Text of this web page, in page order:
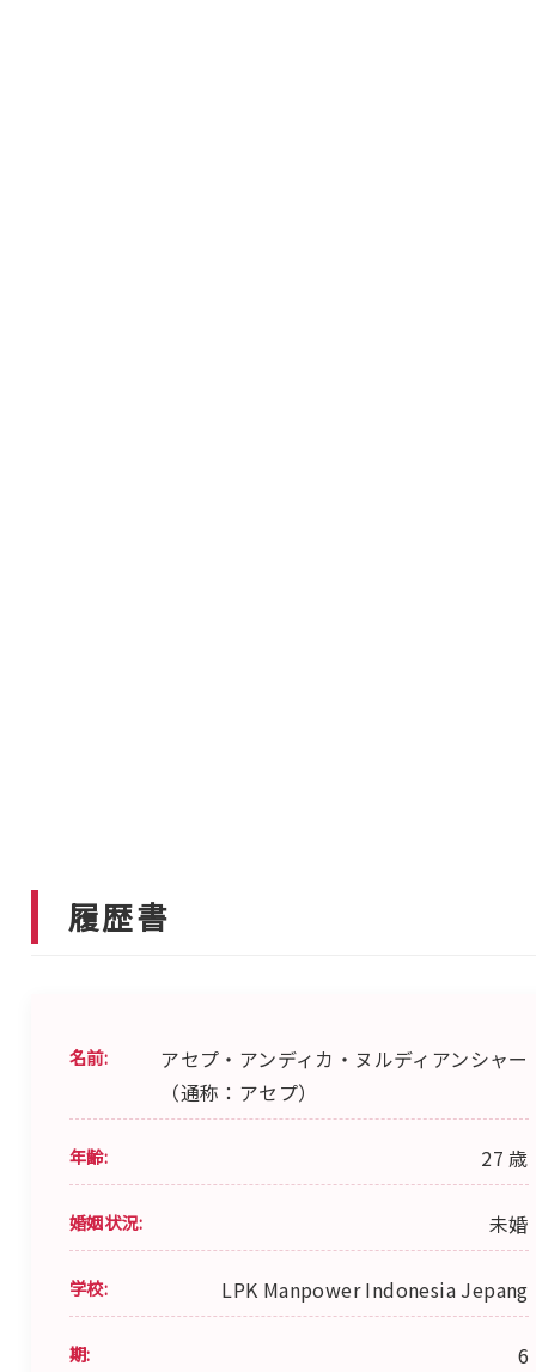
履歴書
名前:
アセプ・アンディカ・ヌルディアンシャー
（通称：アセプ）
年齢: 27 歳
婚姻状況: 未婚
学校: LPK Manpower Indonesia Jepang
期: 6